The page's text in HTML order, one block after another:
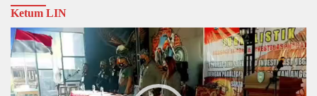
Ketum LIN
Video
Player